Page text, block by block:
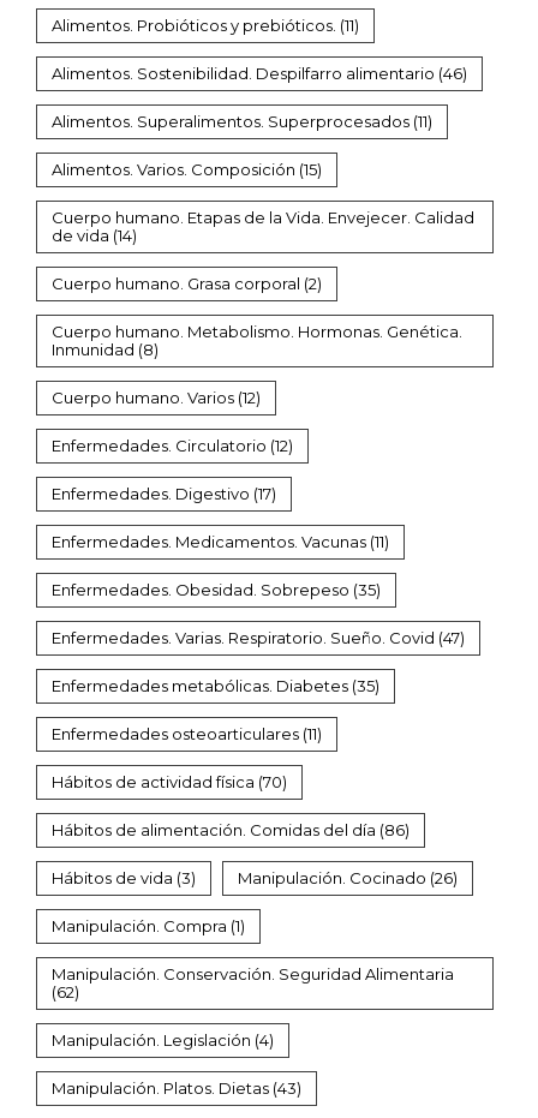
Alimentos. Probióticos y prebióticos. (11)
Alimentos. Sostenibilidad. Despilfarro alimentario (46)
Alimentos. Superalimentos. Superprocesados (11)
Alimentos. Varios. Composición (15)
Cuerpo humano. Etapas de la Vida. Envejecer. Calidad
de vida (14)
Cuerpo humano. Grasa corporal (2)
Cuerpo humano. Metabolismo. Hormonas. Genética.
Inmunidad (8)
Cuerpo humano. Varios (12)
Enfermedades. Circulatorio (12)
Enfermedades. Digestivo (17)
Enfermedades. Medicamentos. Vacunas (11)
Enfermedades. Obesidad. Sobrepeso (35)
Enfermedades. Varias. Respiratorio. Sueño. Covid (47)
Enfermedades metabólicas. Diabetes (35)
Enfermedades osteoarticulares (11)
Hábitos de actividad física (70)
Hábitos de alimentación. Comidas del día (86)
Hábitos de vida (3) Manipulación. Cocinado (26)
Manipulación. Compra (1)
Manipulación. Conservación. Seguridad Alimentaria
(62)
Manipulación. Legislación (4)
Manipulación. Platos. Dietas (43)